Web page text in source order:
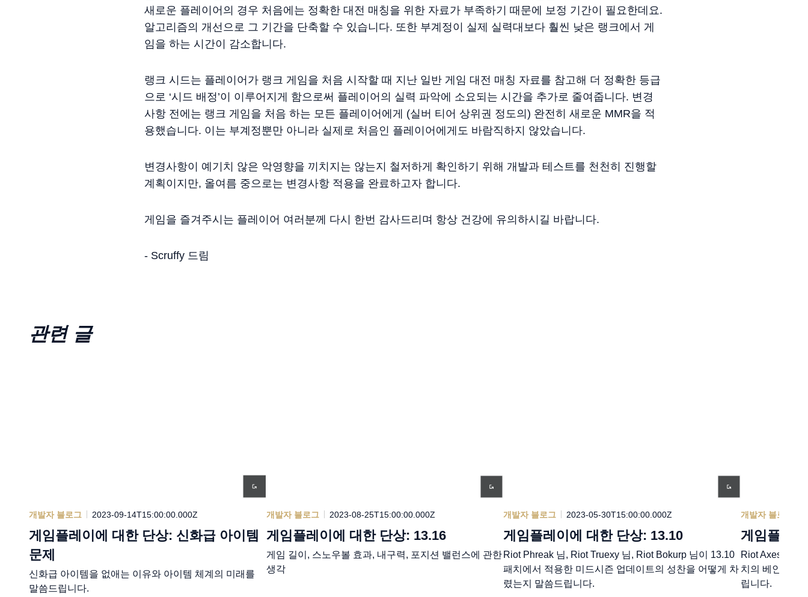
새로운 플레이어의 경우 처음에는 정확한 대전 매칭을 위한 자료가 부족하기 때문에 보정 기간이 필요한데요.
알고리즘의 개선으로 그 기간을 단축할 수 있습니다. 또한 부계정이 실제 실력대보다 훨씬 낮은 랭크에서 게
임을 하는 시간이 감소합니다.
랭크 시드는 플레이어가 랭크 게임을 처음 시작할 때 지난 일반 게임 대전 매칭 자료를 참고해 더 정확한 등급
으로 ‘시드 배정’이 이루어지게 함으로써 플레이어의 실력 파악에 소요되는 시간을 추가로 줄여줍니다. 변경
사항 전에는 랭크 게임을 처음 하는 모든 플레이어에게 (실버 티어 상위권 정도의) 완전히 새로운 MMR을 적
용했습니다. 이는 부계정뿐만 아니라 실제로 처음인 플레이어에게도 바람직하지 않았습니다.
변경사항이 예기치 않은 악영향을 끼치지는 않는지 철저하게 확인하기 위해 개발과 테스트를 천천히 진행할
계획이지만, 올여름 중으로는 변경사항 적용을 완료하고자 합니다.
게임을 즐겨주시는 플레이어 여러분께 다시 한번 감사드리며 항상 건강에 유의하시길 바랍니다.
- Scruffy 드림
관련 글
개발자 블로그 2023-09-14T15:00:00.000Z
게임플레이에 대한 단상: 신화급 아이템
문제
신화급 아이템을 없애는 이유와 아이템 체계의 미래를
말씀드립니다.
개발자 블로그 2023-08-25T15:00:00.000Z
게임플레이에 대한 단상: 13.16
게임 길이, 스노우볼 효과, 내구력, 포지션 밸런스에 관한
생각
개발자 블로그 2023-05-30T15:00:00.000Z
게임플레이에 대한 단상: 13.10
Riot Phreak 님, Riot Truexy 님, Riot Bokurp 님이 13.10
패치에서 적용한 미드시즌 업데이트의 성찬을 어떻게 차
렸는지 말씀드립니다.
개발자 블로그
게임플레
Riot Axes 님과
치의 베인 변경
립니다.